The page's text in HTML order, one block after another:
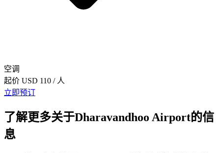
空调
起价 USD 110 / 人
立即预订
了解更多关于Dharavandhoo Airport的信
息